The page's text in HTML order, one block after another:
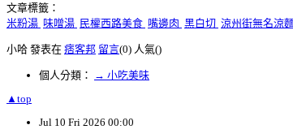
文章標籤：
米粉湯 味噌湯 民權西路美食 嘴邊肉 黑白切 涼州街無名涼
小哈 發表在 痞客邦 留言(0) 人氣()
個人分類：
→ 小吃美味
▲top
Jul 10 Fri 2026 00:00